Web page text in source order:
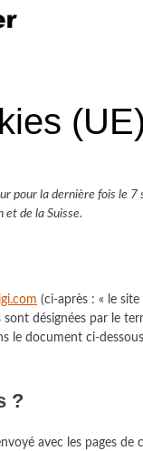
(UE)
pour la dernière fois le
et de la Suisse.
(ci-après : « le
désignées par le
le document ci-
?
avec les pages